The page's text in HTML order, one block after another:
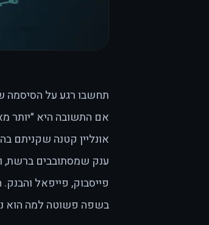
תחשבו רגע על הסיסמה
אם התשובה היא ״יותר
אונליין קטנה
ענק שמסתובבים ברשת,
פייסבוק, פייפאל
בשפה פשוטה למה הוא